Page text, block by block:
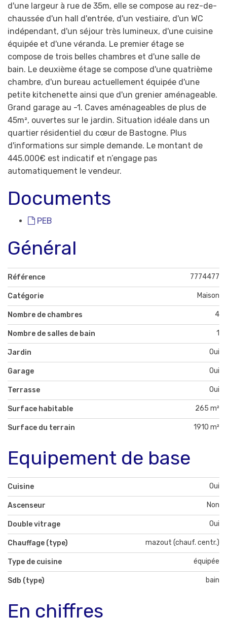
d'une largeur à rue de 35m, elle se compose au rez-de-
chaussée d'un hall d'entrée, d'un vestiaire, d'un WC
indépendant, d'un séjour très lumineux, d'une cuisine
équipée et d'une véranda. Le premier étage se
compose de trois belles chambres et d'une salle de
bain. Le deuxième étage se compose d'une quatrième
chambre, d'un bureau actuellement équipée d'une
petite kitchenette ainsi que d'un grenier aménageable.
Grand garage au -1. Caves aménageables de plus de
45m², ouvertes sur le jardin. Situation idéale dans un
quartier résidentiel du cœur de Bastogne. Plus
d'informations sur simple demande. Le montant de
445.000€ est indicatif et n’engage pas
automatiquement le vendeur.
Documents
PEB
Général
Référence 7774477
Catégorie Maison
Nombre de chambres 4
Nombre de salles de bain 1
Jardin Oui
Garage Oui
Terrasse Oui
Surface habitable 265 m²
Surface du terrain 1910 m²
Equipement de base
Cuisine Oui
Ascenseur Non
Double vitrage Oui
Chauffage (type) mazout (chauf. centr.)
Type de cuisine équipée
Sdb (type) bain
En chiffres